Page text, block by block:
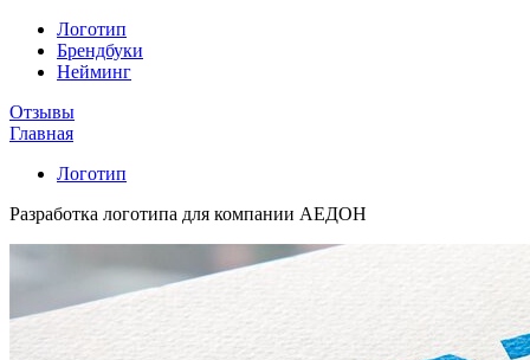
Логотип
Брендбуки
Нейминг
Отзывы
Главная
Логотип
Разработка логотипа для компании АЕДОН